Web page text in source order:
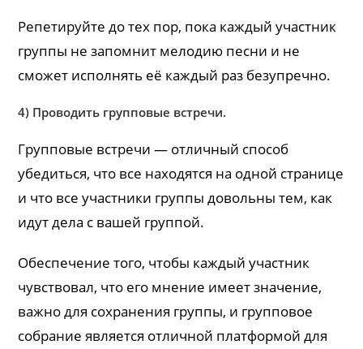
Репетируйте до тех пор, пока каждый участник
группы не запомнит мелодию песни и не
сможет исполнять её каждый раз безупречно.
4) Проводить групповые встречи.
Групповые встречи — отличный способ
убедиться, что все находятся на одной странице
и что все участники группы довольны тем, как
идут дела с вашей группой.
Обеспечение того, чтобы каждый участник
чувствовал, что его мнение имеет значение,
важно для сохранения группы, и групповое
собрание является отличной платформой для